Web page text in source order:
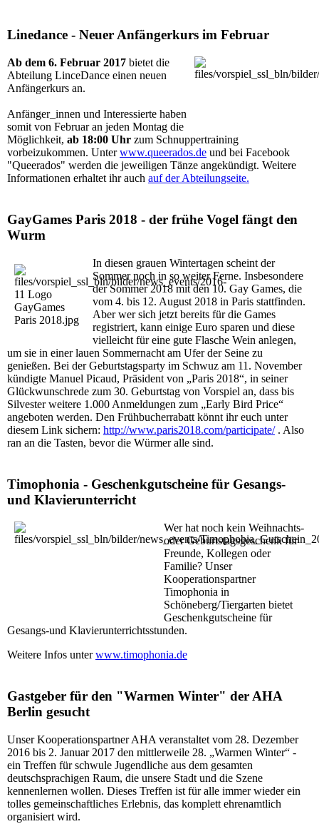
Linedance - Neuer Anfängerkurs im Februar
Ab dem 6. Februar 2017 bietet die
Abteilung LinceDance einen neuen
Anfängerkurs an.
Anfänger_innen und Interessierte haben
somit von Februar an jeden Montag die
Möglichkeit, ab 18:00 Uhr zum Schnuppertraining
vorbeizukommen. Unterwww.queerados.de und bei Facebook
"Queerados" werden die jeweiligen Tänze angekündigt. Weitere
Informationen erhaltet ihr auch auf der Abteilungseite.
GayGames Paris 2018 - der frühe Vogel fängt den
Wurm
In diesen grauen Wintertagen scheint der
Sommer noch in so weiter Ferne. Insbesondere
der Sommer 2018 mit den 10. Gay Games, die
vom 4. bis 12. August 2018 in Paris stattfinden.
Aber wer sich jetzt bereits für die Games
registriert, kann einige Euro sparen und diese
vielleicht für eine gute Flasche Wein anlegen,
um sie in einer lauen Sommernacht am Ufer der Seine zu
genießen. Bei der Geburtstagsparty im Schwuz am 11. November
kündigte Manuel Picaud, Präsident von „Paris 2018“, in seiner
Glückwunschrede zum 30. Geburtstag von Vorspiel an, dass bis
Silvester weitere 1.000 Anmeldungen zum „Early Bird Price“
angeboten werden. Den Frühbucherrabatt könnt ihr euch unter
diesem Link sichern: http://www.paris2018.com/participate/. Also
ran an die Tasten, bevor die Würmer alle sind.
Timophonia - Geschenkgutscheine für Gesangs-
und Klavierunterricht
Wer hat noch kein Weihnachts-
oder Geburtstagsgeschenk für
Freunde, Kollegen oder
Familie? Unser
Kooperationspartner
Timophonia in
Schöneberg/Tiergarten bietet
Geschenkgutscheine für
Gesangs-und Klavierunterrichtsstunden.
Weitere Infos unterwww.timophonia.de
Gastgeber für den "Warmen Winter" der AHA
Berlin gesucht
Unser Kooperationspartner AHA veranstaltet vom 28. Dezember
2016 bis 2. Januar 2017 den mittlerweile 28. „Warmen Winter“ -
ein Treffen für schwule Jugendliche aus dem gesamten
deutschsprachigen Raum, die unsere Stadt und die Szene
kennenlernen wollen. Dieses Treffen ist für alle immer wieder ein
tolles gemeinschaftliches Erlebnis, das komplett ehrenamtlich
organisiert wird.